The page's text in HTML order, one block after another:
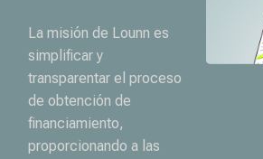
La misión de Lounn es
simplificar y
transparentar el proceso
de obtención de
financiamiento,
proporcionando a las